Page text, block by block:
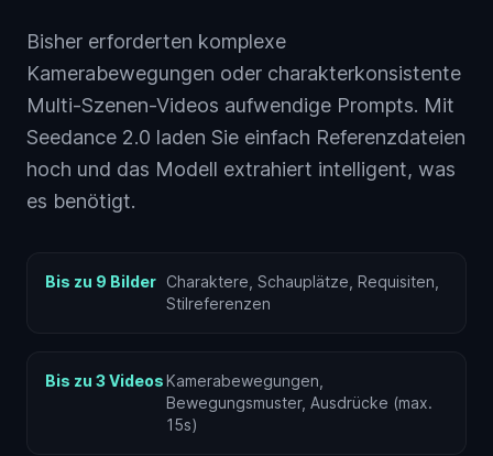
Bisher erforderten komplexe
Kamerabewegungen oder charakterkonsistente
Multi-Szenen-Videos aufwendige Prompts. Mit
Seedance 2.0 laden Sie einfach Referenzdateien
hoch und das Modell extrahiert intelligent, was
es benötigt.
Bis zu 9 Bilder Charaktere, Schauplätze, Requisiten,
Stilreferenzen
Bis zu 3 VideosKamerabewegungen,
Bewegungsmuster, Ausdrücke (max.
15s)